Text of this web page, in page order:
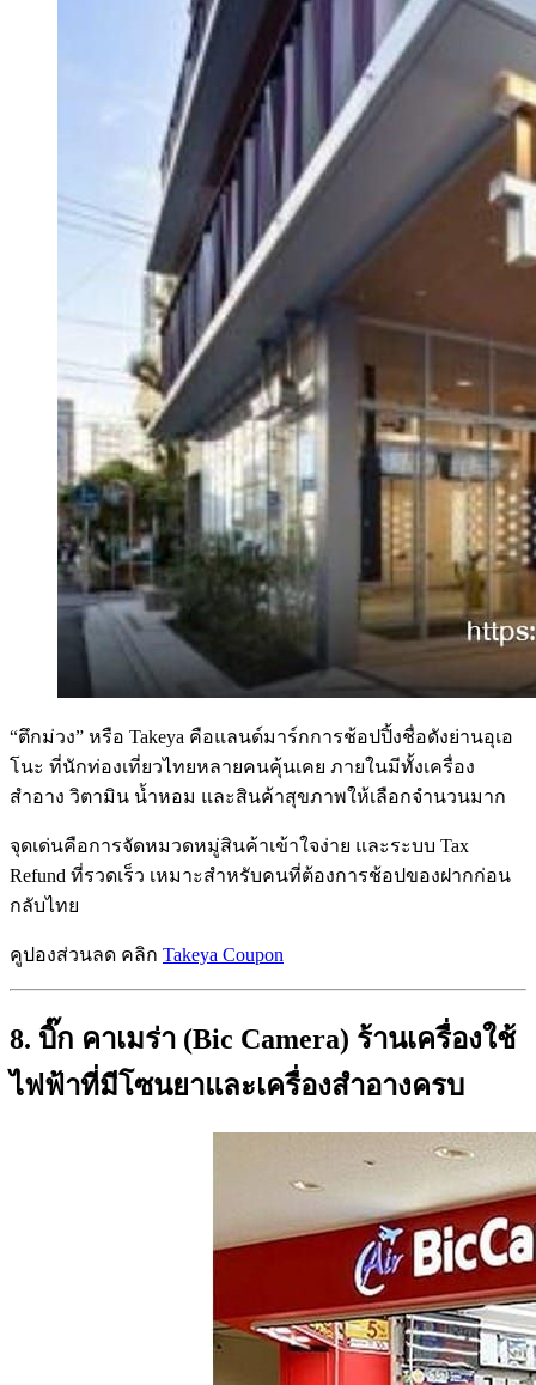
“ตึกม่วง” หรือ Takeya คือแลนด์มาร์กการช้อปปิ้งชื่อดังย่านอุเอ
โนะ ที่นักท่องเที่ยวไทยหลายคนคุ้นเคย ภายในมีทั้งเครื่อง
สำอาง วิตามิน น้ำหอม และสินค้าสุขภาพให้เลือกจำนวนมาก
จุดเด่นคือการจัดหมวดหมู่สินค้าเข้าใจง่าย และระบบ Tax
Refund ที่รวดเร็ว เหมาะสำหรับคนที่ต้องการช้อปของฝากก่อน
กลับไทย
คูปองส่วนลด คลิก Takeya Coupon
8. บิ๊ก คาเมร่า (Bic Camera) ร้านเครื่องใช้
ไฟฟ้าที่มีโซนยาและเครื่องสำอางครบ